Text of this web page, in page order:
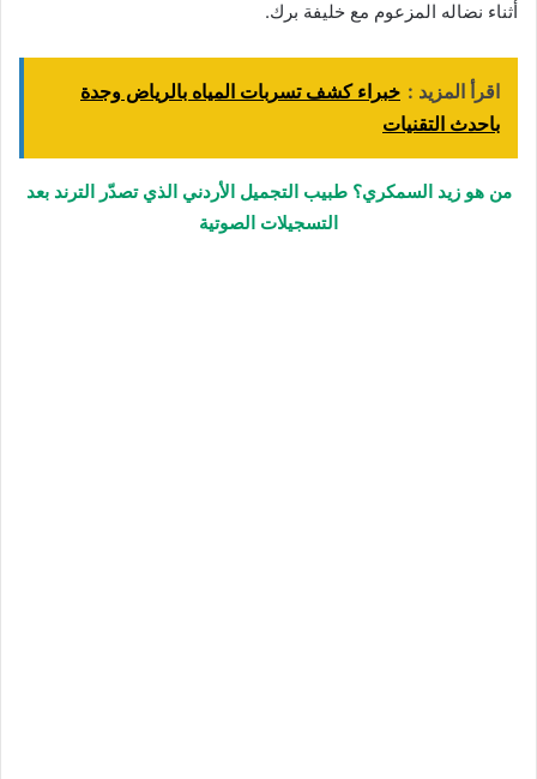
أثناء نضاله المزعوم مع خليفة برك.
اقرأ المزيد : خبراء كشف تسربات المياه بالرياض وجدة
باحدث التقنيات
من هو زيد السمكري؟ طبيب التجميل الأردني الذي تصدّر الترند بعد
التسجيلات الصوتية